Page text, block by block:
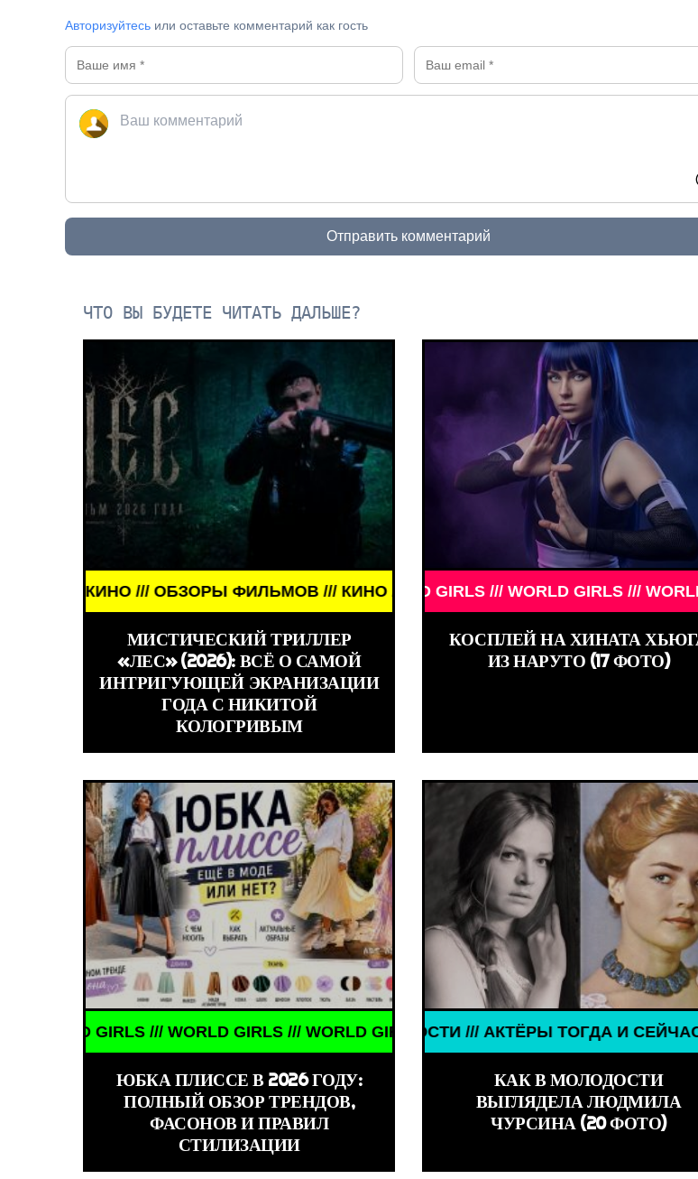
Авторизуйтесь или оставьте комментарий как гость
Отправить комментарий
ЧТО ВЫ БУДЕТЕ ЧИТАТЬ ДАЛЬШЕ?
/// ОБЗОРЫ ФИЛЬМОВ /// КИНО /// ОБЗОРЫ ФИЛЬМОВ /// КИНО /// ОБЗОРЫ
МИСТИЧЕСКИЙ ТРИЛЛЕР
«ЛЕС» (2026): ВСЁ О САМОЙ
ИНТРИГУЮЩЕЙ ЭКРАНИЗАЦИИ
ГОДА С НИКИТОЙ
КОЛОГРИВЫМ
WORLD GIRLS /// WORLD GIRLS /// WORLD GIRLS
КОСПЛЕЙ НА ХИНАТА
ИЗ НАРУТО (17 ФОТО)
GIRLS /// WORLD GIRLS /// WORLD GIRLS /// WORLD GIRLS ///
ЮБКА ПЛИССЕ В 2026 ГОДУ:
ПОЛНЫЙ ОБЗОР ТРЕНДОВ,
ФАСОНОВ И ПРАВИЛ
СТИЛИЗАЦИИ
ТОГДА И СЕЙЧАС /// ЗНАМЕНИТОСТИ /// АКТЁРЫ ТОГДА И СЕЙЧАС ///
КАК В МОЛОДОСТИ
ВЫГЛЯДЕЛА ЛЮДМИЛА
ЧУРСИНА (20 ФОТО)